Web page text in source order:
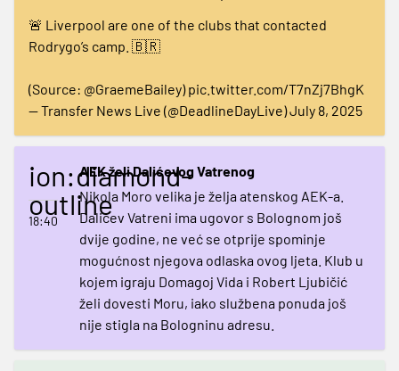
🚨 Liverpool are one of the clubs that contacted
Rodrygo’s camp. 🇧🇷
(Source: @GraemeBailey)pic.twitter.com/T7nZj7BhgK
— Transfer News Live (@DeadlineDayLive)July 8, 2025
ion:diamond-
outline
18:40
AEK želi Dalićevog Vatrenog
Nikola Moro velika je želja atenskog AEK-a.
Dalićev Vatreni ima ugovor s Bolognom još
dvije godine, ne već se otprije spominje
mogućnost njegova odlaska ovog ljeta. Klub u
kojem igraju Domagoj Vida i Robert Ljubičić
želi dovesti Moru, iako službena ponuda još
nije stigla na Bologninu adresu.